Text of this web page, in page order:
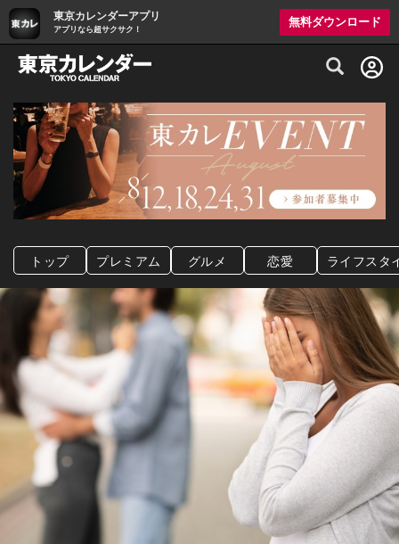
東京カレンダーアプリ
アプリなら超サクサク！
無料ダウンロード
グルメ情報・プレミアムレストラン予約
トップ プレミアム グルメ 恋愛 ライフスタ